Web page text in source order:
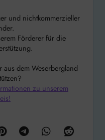
und nichtkommerzieller
Förderer für die
dem Weserbergland
zu unserem